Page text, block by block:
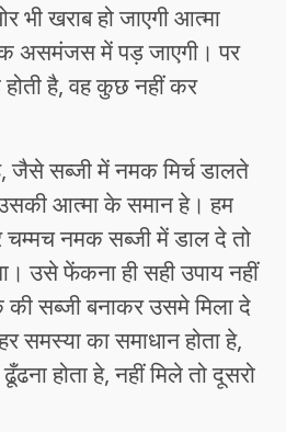
भी खराब हो जाएगी आत्मा
असमंजस में पड़ जाएगी। पर
है, वह कुछ नहीं कर
जैसे सब्जी में नमक मिर्च डालते
आत्मा के समान हे। हम
नमक सब्जी में डाल दे तो
उसे फेंकना ही सही उपाय नहीं
की सब्जी बनाकर उसमे मिला दे
समस्या का समाधान होता हे,
होता हे, नहीं मिले तो दूसरो